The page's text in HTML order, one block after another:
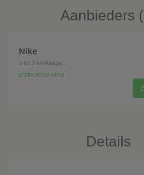
Aanbieders
Nike
1 tot 3 werkdagen
gratis verzending
Details